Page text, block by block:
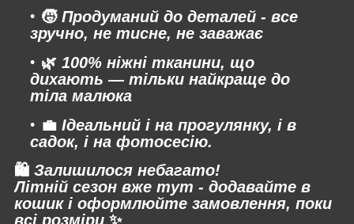
🧒Продуманий до деталей - все
зручно, не тисне, не заважає
🌿 100% ніжні тканини, що
дихають — тільки найкраще до
тіла малюка
💼 Ідеальний і на прогулянку, і в
садок, і на фотосесію.
🛍 Залишилося небагато!
Літній сезон вже тут - додавайте в
кошик і оформлюйте замовлення, поки
всі розміри ✨